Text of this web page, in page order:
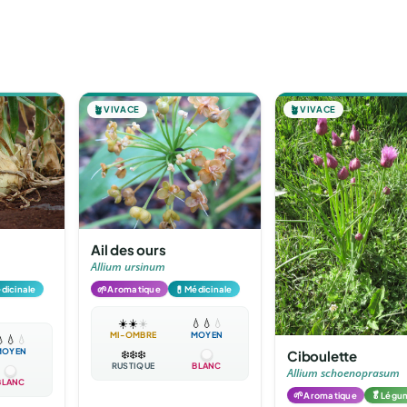
💧 💧
🪴VIVACE
Ail des ours
Allium ursinum
🌱Aromatique 💊 Médicinale
☀️☀️☀️
MI-OMBRE
💧 💧 💧
MOYEN
❄️❄️❄️
RUSTIQUE BLANC
🪴VIVACE
Ciboulette
Allium schoenoprasum
🌱Aromatique 🥬